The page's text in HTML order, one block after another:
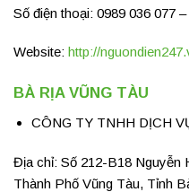
Số điện thoại: 0989 036 077
Website: http://
BÀ RỊA VŨNG TÀU
CÔNG TY TNHH DỊCH
Địa chỉ: Số 212-B18 Nguyễn
Thành Phố Vũng Tàu, Tỉnh